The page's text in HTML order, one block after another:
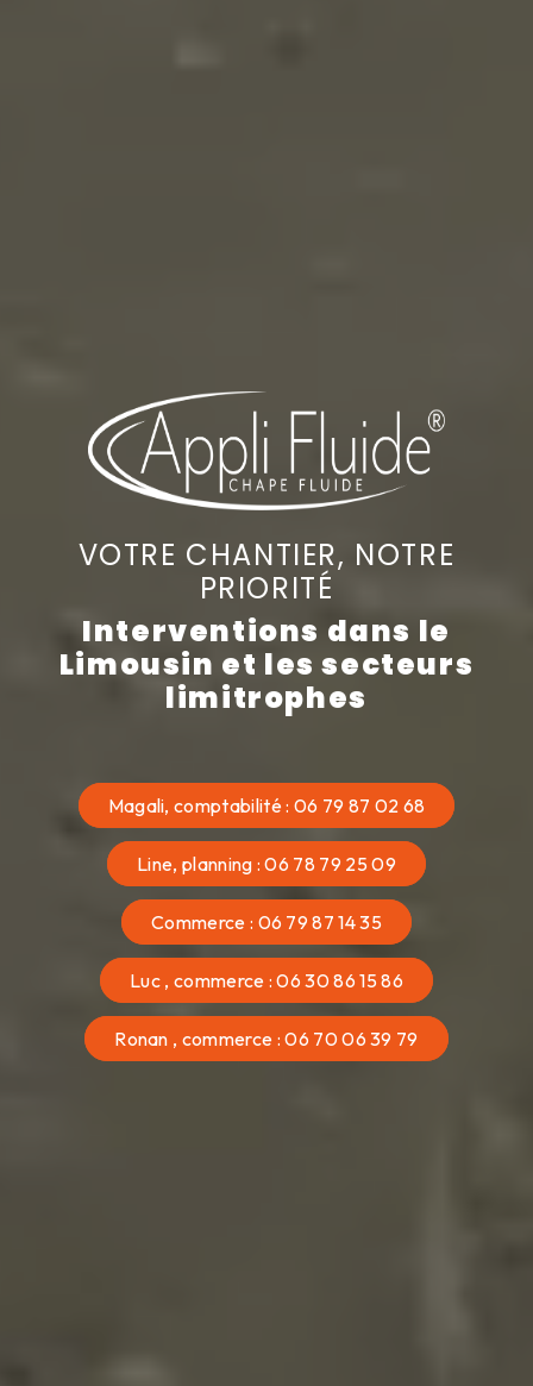
VOTRE CHANTIER, NOTRE
PRIORITÉ
Interventions dans le
Limousin et les secteurs
limitrophes
Magali, comptabilité : 06 79 87 02 68
Line, planning : 06 78 79 25 09
Commerce : 06 79 87 14 35
Luc , commerce : 06 30 86 15 86
Ronan , commerce : 06 70 06 39 79